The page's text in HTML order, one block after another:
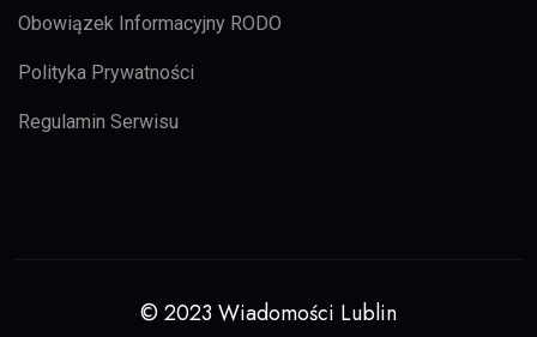
Obowiązek Informacyjny RODO
Polityka Prywatności
Regulamin Serwisu
© 2023 Wiadomości Lublin